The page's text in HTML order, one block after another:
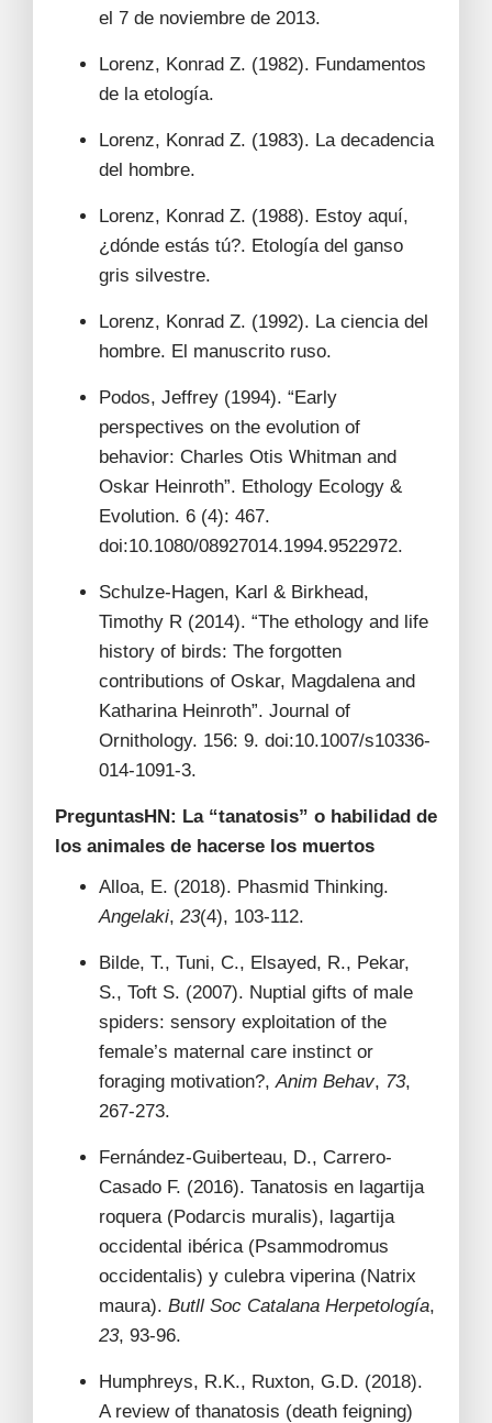
el 7 de noviembre de 2013.
Lorenz, Konrad Z. (1982). Fundamentos
de la etología.
Lorenz, Konrad Z. (1983). La decadencia
del hombre.
Lorenz, Konrad Z. (1988). Estoy aquí,
¿dónde estás tú?. Etología del ganso
gris silvestre.
Lorenz, Konrad Z. (1992). La ciencia del
hombre. El manuscrito ruso.
Podos, Jeffrey (1994). “Early
perspectives on the evolution of
behavior: Charles Otis Whitman and
Oskar Heinroth”. Ethology Ecology &
Evolution. 6 (4): 467.
doi:10.1080/08927014.1994.9522972.
Schulze-Hagen, Karl & Birkhead,
Timothy R (2014). “The ethology and life
history of birds: The forgotten
contributions of Oskar, Magdalena and
Katharina Heinroth”. Journal of
Ornithology. 156: 9. doi:10.1007/s10336-
014-1091-3.
PreguntasHN: La “tanatosis” o habilidad de
los animales de hacerse los muertos
Alloa, E. (2018). Phasmid Thinking.
Angelaki, 23(4), 103-112.
Bilde, T., Tuni, C., Elsayed, R., Pekar,
S., Toft S. (2007). Nuptial gifts of male
spiders: sensory exploitation of the
female’s maternal care instinct or
foraging motivation?,Anim Behav, 73,
267-273.
Fernández-Guiberteau, D., Carrero-
Casado F. (2016). Tanatosis en lagartija
roquera (Podarcis muralis), lagartija
occidental ibérica (Psammodromus
occidentalis) y culebra viperina (Natrix
maura). Butll Soc Catalana Herpetología,
23, 93-96.
Humphreys, R.K., Ruxton, G.D. (2018).
A review of thanatosis (death feigning)